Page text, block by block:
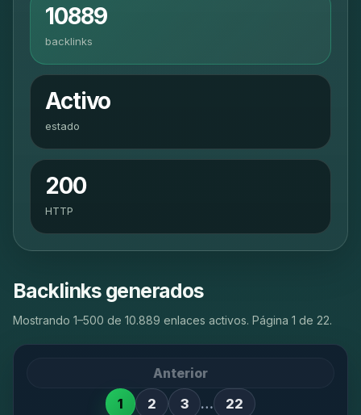
10889
backlinks
Activo
estado
200
HTTP
Backlinks generados
Mostrando 1–500 de 10.889 enlaces activos. Página 1 de 22.
Anterior
1
2 3 …
22